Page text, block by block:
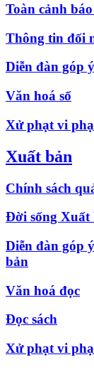
Toàn cảnh
Thông tin đối
Diễn đàn góp
Văn hoá số
Xử phạt vi
Xuất bản
Chính sách
Đời sống Xuất
Diễn đàn góp
bản
Văn hoá đọc
Đọc sách
Xử phạt vi